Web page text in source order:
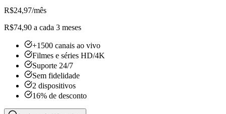
R$24,97/mês
R$74,90 a cada 3 meses
+1500 canais ao vivo
Filmes e séries HD/4K
Suporte 24/7
Sem fidelidade
2 dispositivos
16% de desconto